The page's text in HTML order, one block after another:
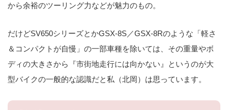
から余裕のツーリング力などが魅力のもの。
だけどSV650シリーズとかGSX-8S／GSX-8Rのような「軽さ
＆コンパクトが自慢」の一部車種を除いては、その重量やボ
ディの大きさから『市街地走行には向かない』というのが大
型バイクの一般的な認識だと私（北岡）は思っています。